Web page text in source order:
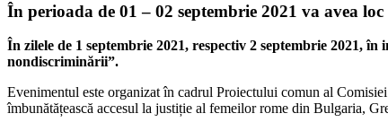
În perioada de 01 – 02 septembrie 2021 va avea
În zilele de 1 septembrie 2021, respectiv 2 septembrie 2021,
nondiscriminării”.
Evenimentul este organizat în cadrul Proiectului comun al
îmbunătățească accesul la justiție al femeilor rome din Bulgaria,